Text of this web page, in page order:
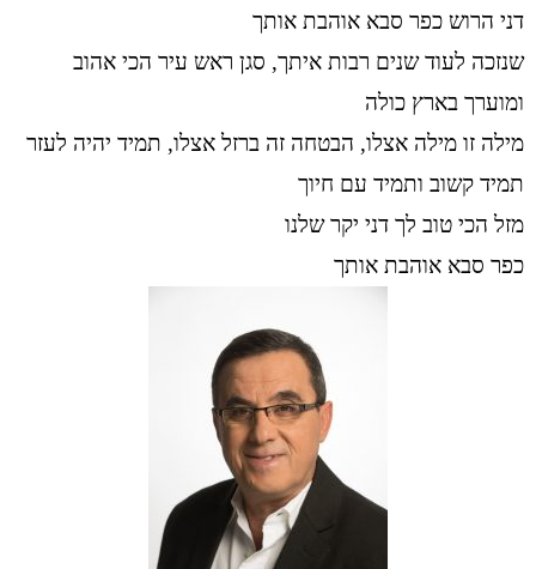
דני הרוש כפר סבא אוהבת אותך
שנזכה לעוד שנים רבות איתך, סגן ראש עיר הכי אהוב
ומוערך בארץ כולה
מילה זו מילה אצלו, הבטחה זה ברזל אצלו, תמיד יהיה לעזר
תמיד קשוב ותמיד עם חיוך
מזל הכי טוב לך דני יקר שלנו
כפר סבא אוהבת אותך